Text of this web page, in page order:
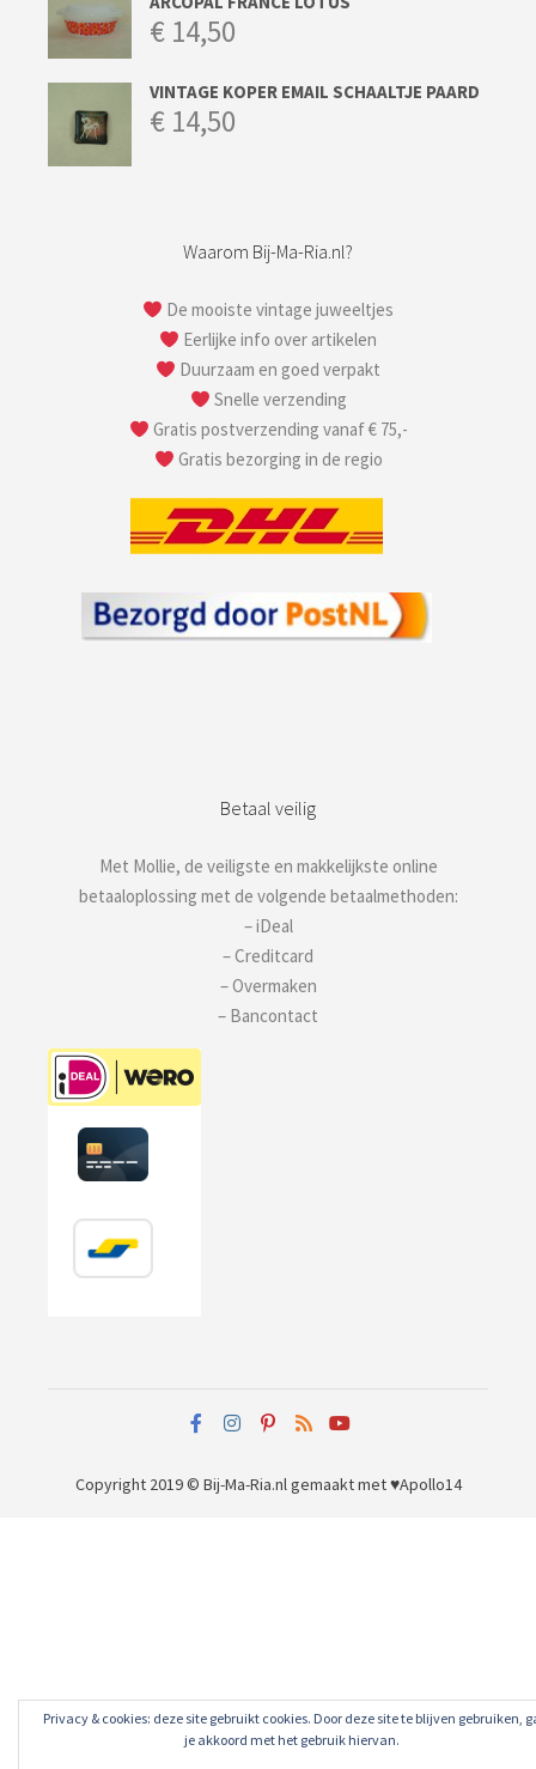
€ 14,50
VINTAGE KOPER EMAIL SCHAALTJE PAARD
€ 14,50
Waarom Bij-Ma-Ria.nl?
De mooiste vintage juweeltjes
Eerlijke info over artikelen
Duurzaam en goed verpakt
Snelle verzending
Gratis postverzending vanaf € 75,-
Gratis bezorging in de regio
Betaal veilig
Met Mollie, de veiligste en makkelijkste online
betaaloplossing met de volgende betaalmethoden:
– iDeal
– Creditcard
– Overmaken
– Bancontact
Privacy & cookies: deze site gebruikt cookies. Door deze site te blijven gebruiken,
je akkoord met het gebruik hiervan.
Copyright 2019 © Bij-Ma-Ria.nlgemaakt met ♥Apollo14